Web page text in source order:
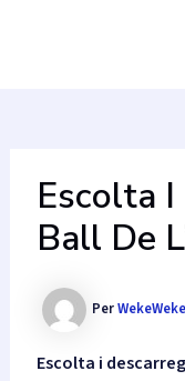
Escolta I
Ball De
PerWekeWeke
Escolta i